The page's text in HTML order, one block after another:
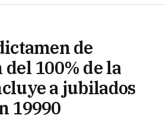
de
100% de la
a jubilados
19990